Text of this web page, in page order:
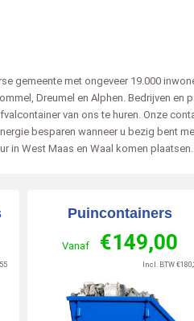
gemeente met ongeveer 19.000
Dreumel en Alphen. Bedrijven en
van ons te huren. Onze
besparen wanneer u bezig bent
in West Maas en Waal komen plaatsen.
Puincontainers
Vanaf €149,00
Incl. BTW €
Rijn
2026-06-18
bedrijf! De
altijd
en
[..]
Nandy
ZWOLLE
Ik heb in totaal 5
nodig gehad Alle 5 zijn
professioneel en
mannen bezo [..]
Lees meer »